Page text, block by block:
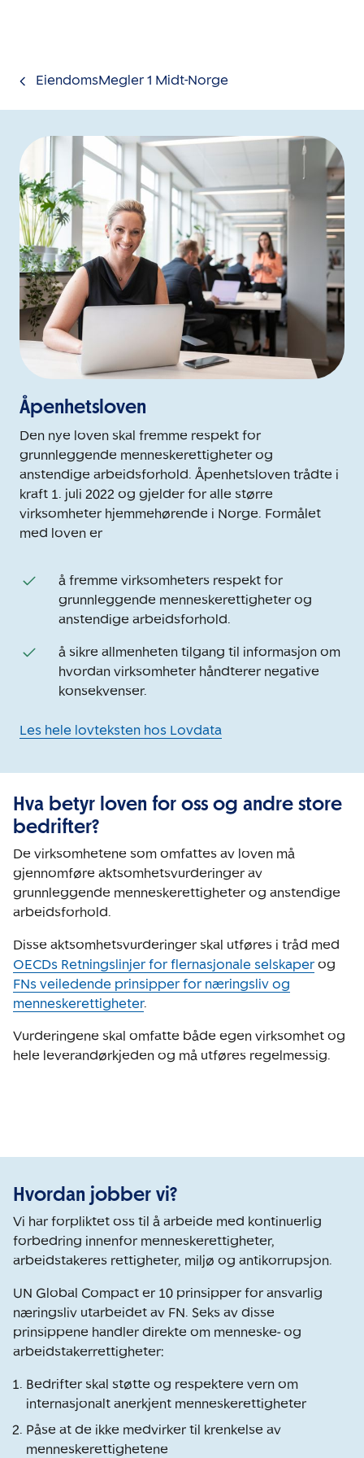
EiendomsMegler 1 Midt-Norge
Åpenhetsloven
Den nye loven skal fremme respekt for
grunnleggende menneskerettigheter og
anstendige arbeidsforhold. Åpenhetsloven trådte i
kraft 1. juli 2022 og gjelder for alle større
virksomheter hjemmehørende i Norge. Formålet
med loven er
å fremme virksomheters respekt for
grunnleggende menneskerettigheter og
anstendige arbeidsforhold.
å sikre allmenheten tilgang til informasjon om
hvordan virksomheter håndterer negative
konsekvenser.
Les hele lovteksten hos Lovdata
Hva betyr loven for oss og andre store
bedrifter?
De virksomhetene som omfattes av loven må
gjennomføre aktsomhetsvurderinger av
grunnleggende menneskerettigheter og anstendige
arbeidsforhold.
Disse aktsomhetsvurderinger skal utføres i tråd med
OECDs Retningslinjer for flernasjonale selskaper og
FNs veiledende prinsipper for næringsliv og
menneskerettigheter.
Vurderingene skal omfatte både egen virksomhet og
hele leverandørkjeden og må utføres regelmessig.
Hvordan jobber vi?
Vi har forpliktet oss til å arbeide med kontinuerlig
forbedring innenfor menneskerettigheter,
arbeidstakeres rettigheter, miljø og antikorrupsjon.
UN Global Compact er 10 prinsipper for ansvarlig
næringsliv utarbeidet av FN. Seks av disse
prinsippene handler direkte om menneske- og
arbeidstakerrettigheter:
Bedrifter skal støtte og respektere vern om
internasjonalt anerkjent menneskerettigheter
Påse at de ikke medvirker til krenkelse av
menneskerettighetene